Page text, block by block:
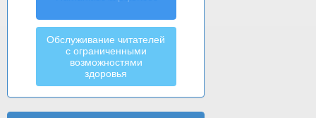
Обслуживание читателей
с ограниченными
возможностями
здоровья